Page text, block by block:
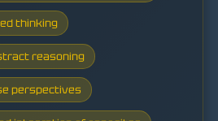
thinking
reasoning
perspectives